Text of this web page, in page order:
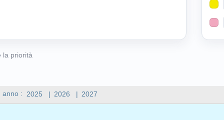
anno : 2025 | 2026 | 2027
la priorità